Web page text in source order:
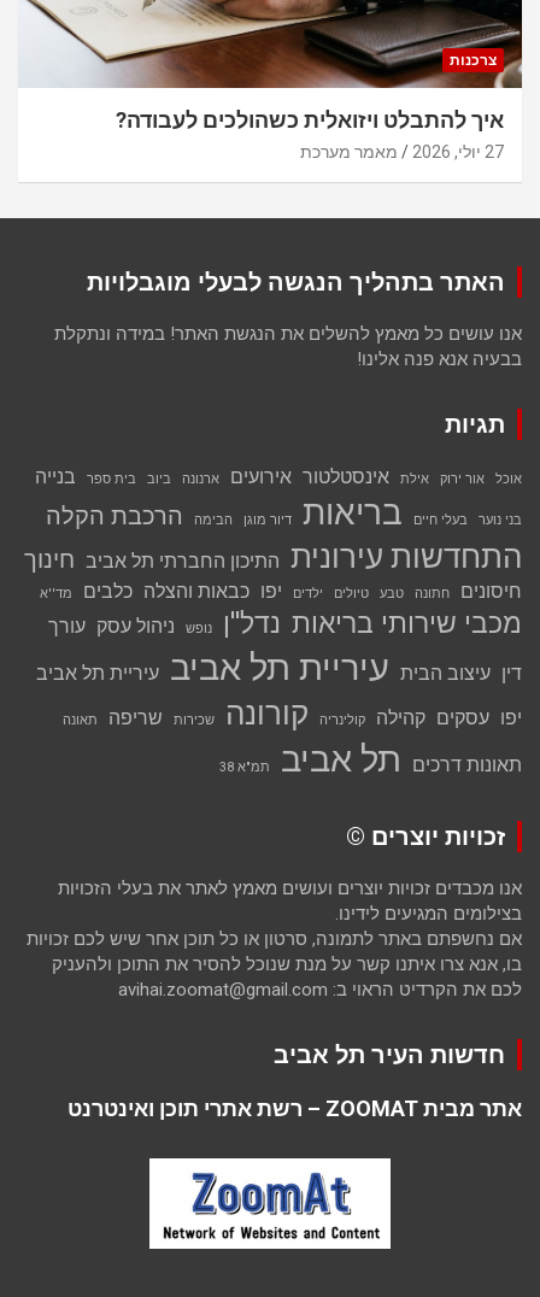
צרכנות
איך להתבלט ויזואלית כשהולכים לעבודה?
27 יולי, 2026 מאמר מערכת
האתר בתהליך הנגשה לבעלי מוגבלויות
אנו עושים כל מאמץ להשלים את הנגשת האתר! במידה ונתקלת
בבעיה אנא פנה אלינו!
תגיות
אוכל אור ירוק אילת אינסטלטור אירועים ארנונה ביוב בית ספר בנייה
בני נוער בעלי חיים בריאות דיור מוגן הבימה הרכבת הקלה
התחדשות עירונית התיכון החברתי תל אביב חינוך
חיסונים חתונה טבע טיולים ילדים יפו כבאות והצלה כלבים מד''א
מכבי שירותי בריאות נדל''ן נופש ניהול עסק עורך
דין עיצוב הבית עיריית תל אביב עיריית תל אביב
יפו עסקים קהילה קולינריה קורונה שכירות שריפה תאונה
תאונות דרכים תל אביב תמ"א 38
זכויות יוצרים ©
אנו מכבדים זכויות יוצרים ועושים מאמץ לאתר את בעלי הזכויות
בצילומים המגיעים לידינו.
אם נחשפתם באתר לתמונה, סרטון או כל תוכן אחר שיש לכם זכויות
בו, אנא צרו איתנו קשר על מנת שנוכל להסיר את התוכן ולהעניק
לכם את הקרדיט הראוי ב: avihai.zoomat@gmail.com
חדשות העיר תל אביב
אתר מבית ZOOMAT – רשת אתרי תוכן ואינטרנט